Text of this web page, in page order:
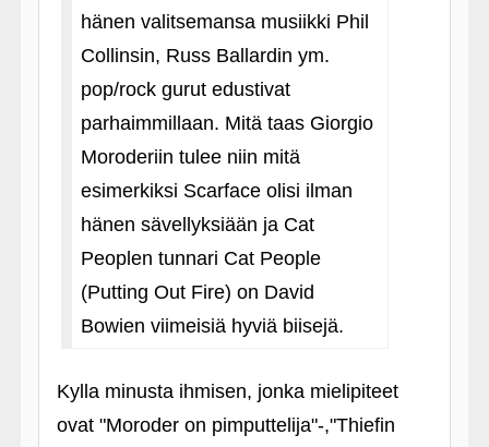
hänen valitsemansa musiikki Phil
Collinsin, Russ Ballardin ym.
pop/rock gurut edustivat
parhaimmillaan. Mitä taas Giorgio
Moroderiin tulee niin mitä
esimerkiksi Scarface olisi ilman
hänen sävellyksiään ja Cat
Peoplen tunnari Cat People
(Putting Out Fire) on David
Bowien viimeisiä hyviä biisejä.
Kylla minusta ihmisen, jonka mielipiteet
ovat "Moroder on pimputtelija"-,"Thiefin